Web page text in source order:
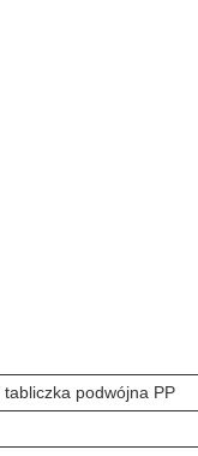
podwójna PP